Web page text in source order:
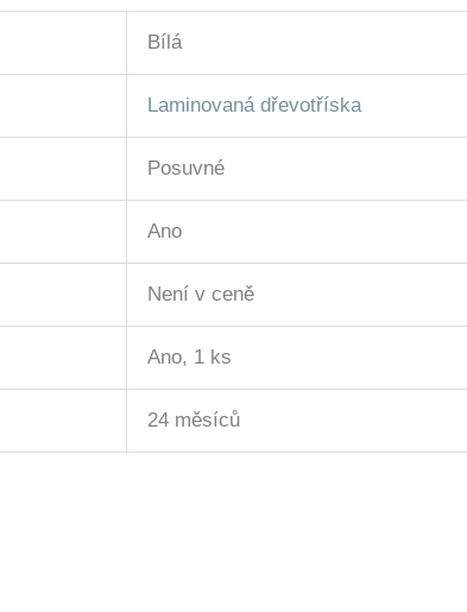
Bílá
Laminovaná dřevotříska
Posuvné
Ano
Není v ceně
Ano, 1 ks
24 měsíců